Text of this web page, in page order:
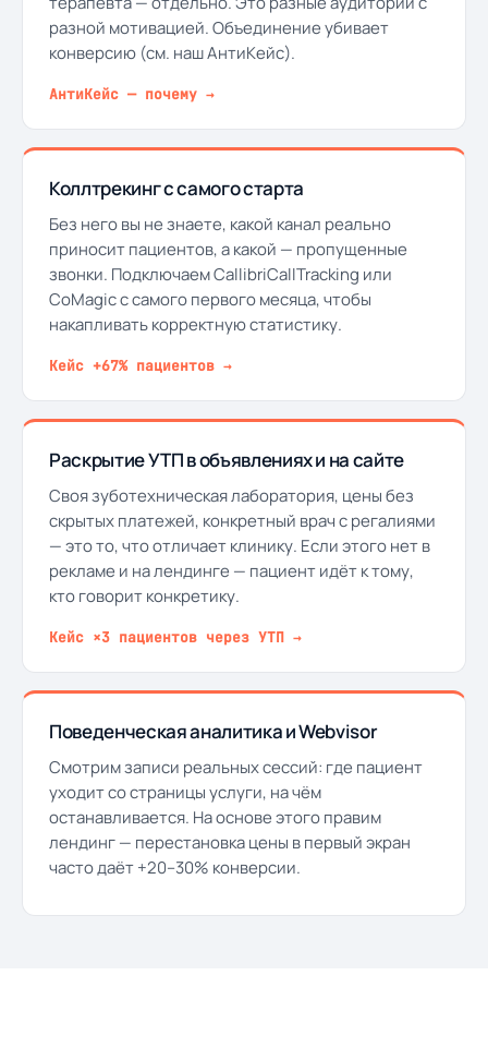
разной мотивацией. Объединение убивает
конверсию (см. наш АнтиКейс).
АнтиКейс — почему →
Коллтрекинг с самого старта
Без него вы не знаете, какой канал реально
приносит пациентов, а какой — пропущенные
звонки. Подключаем CallibriCallTracking или
CoMagic с самого первого месяца, чтобы
накапливать корректную статистику.
Кейс +67% пациентов →
Раскрытие УТП в объявлениях и на сайте
Своя зуботехническая лаборатория, цены без
скрытых платежей, конкретный врач с регалиями
— это то, что отличает клинику. Если этого нет в
рекламе и на лендинге — пациент идёт к тому,
кто говорит конкретику.
Кейс ×3 пациентов через УТП →
Поведенческая аналитика и Webvisor
Смотрим записи реальных сессий: где пациент
уходит со страницы услуги, на чём
останавливается. На основе этого правим
лендинг — перестановка цены в первый экран
часто даёт +20–30% конверсии.